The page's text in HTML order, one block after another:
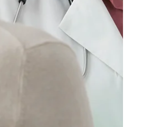
de 2024 2 min de leitura
de Saúde
Economia
quem usa pouco o